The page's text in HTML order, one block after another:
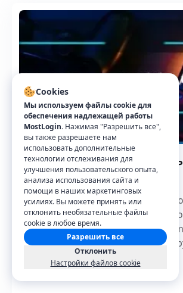
Как смотреть YouTube без
году
YouTube заблокирован или
этом руководстве — 5 методов,
реально работают в 2026 году:
антидетект-браузер, Invidious и
Cookies
Мы используем файлы cookie для
обеспечения надлежащей работы
MostLogin. Нажимая "Разрешить все",
вы также разрешаете нам
использовать дополнительные
технологии отслеживания для
улучшения пользовательского опыта,
анализа использования сайта и
помощи в наших маркетинговых
усилиях. Вы можете принять или
отклонить необязательные файлы
cookie в любое время.
Разрешить все
Отклонить
Настройки файлов cookie